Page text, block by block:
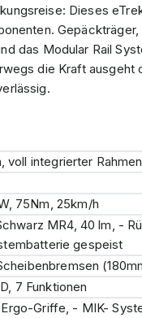
Dieses
Gepäckträger,
das Modular Rail
die Kraft
voll integrierter
75Nm, 25km/h
MR4, 40 lm, -
gespeist
7 Funktionen
Griffe, - MIK-